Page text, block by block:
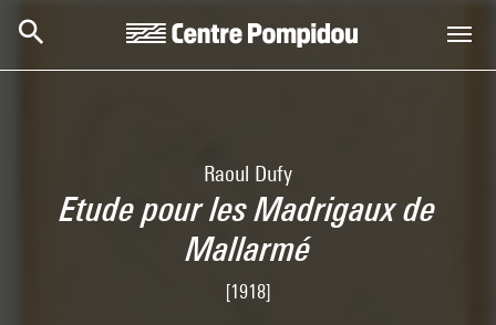
Raoul Dufy
Etude pour les Madrigaux de
Mallarmé
[1918]